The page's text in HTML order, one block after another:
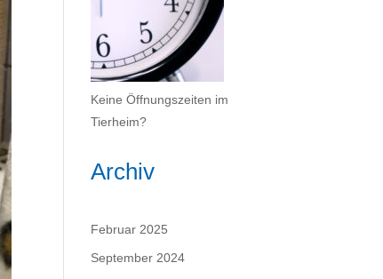
Keine Öffnungszeiten im
Tierheim?
Archiv
Februar 2025
September 2024